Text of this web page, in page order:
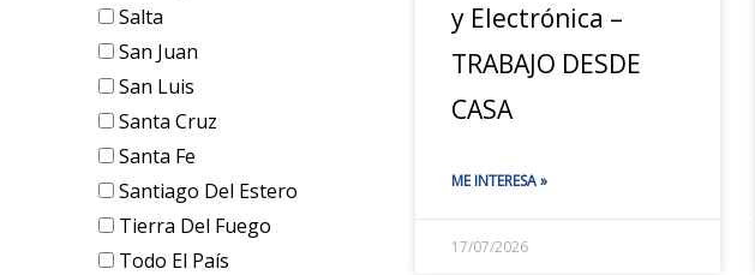
Salta
San Juan
San Luis
Santa Cruz
Santa Fe
Santiago Del Estero
Tierra Del Fuego
Todo El País
y Electrónica –
TRABAJO DESDE
CASA
ME INTERESA »
17/07/2026